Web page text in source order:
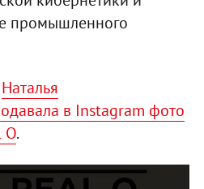
промышленного
Наталья
в Instagram фото
O.